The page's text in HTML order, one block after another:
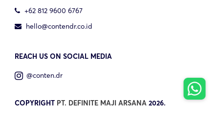
+62 812 9600 6767
hello@contendr.co.id
REACH US ON SOCIAL MEDIA
@conten.dr
COPYRIGHT PT. DEFINITE MAJI ARSANA 2026.